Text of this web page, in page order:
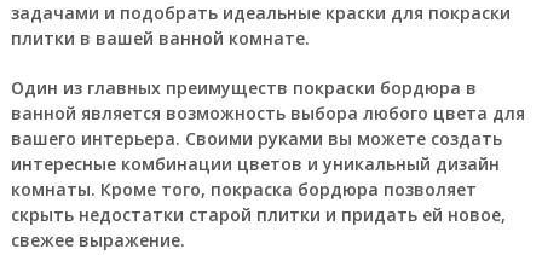
задачами и подобрать идеальные краски для покраски
плитки в вашей ванной комнате.
Один из главных преимуществ покраски бордюра в
ванной является возможность выбора любого цвета для
вашего интерьера. Своими руками вы можете создать
интересные комбинации цветов и уникальный дизайн
комнаты. Кроме того, покраска бордюра позволяет
скрыть недостатки старой плитки и придать ей новое,
свежее выражение.